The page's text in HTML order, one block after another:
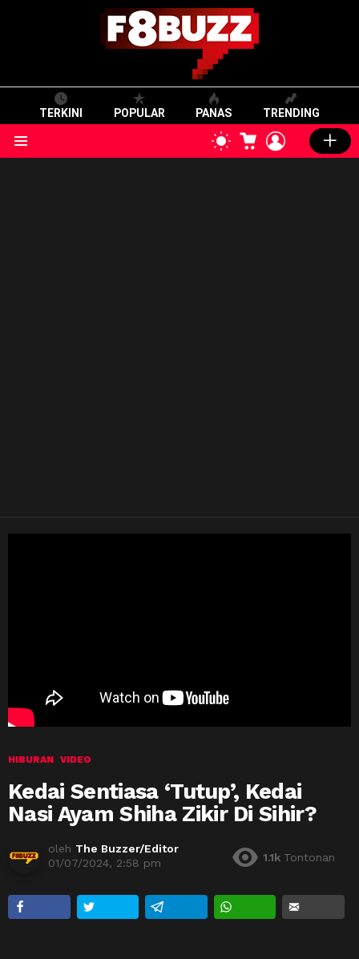
TERKINI POPULAR PANAS TRENDING
SWITCH
SKIN
CART LOGIN
HIBURAN VIDEO
Kedai Sentiasa ‘Tutup’, Kedai
Nasi Ayam Shiha Zikir Di Sihir?
oleh The Buzzer/Editor
01/07/2024, 2:58 pm
1.1k Tontonan